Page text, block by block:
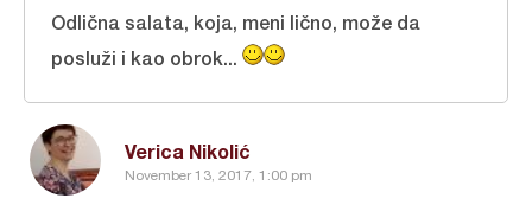
Verica Nikolić
November 13, 2017, 1:00 pm
Odlična salata, koja, meni lično, može da
posluži i kao obrok...